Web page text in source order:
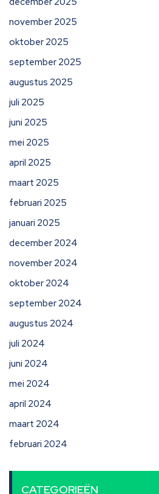
november 2025
oktober 2025
september 2025
augustus 2025
juli 2025
juni 2025
mei 2025
april 2025
maart 2025
februari 2025
januari 2025
december 2024
november 2024
oktober 2024
september 2024
augustus 2024
juli 2024
juni 2024
mei 2024
april 2024
maart 2024
februari 2024
CATEGORIEËN